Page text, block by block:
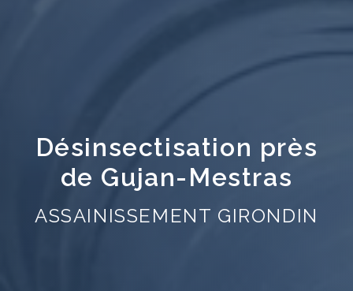
Désinsectisation près
de Gujan-Mestras
ASSAINISSEMENT GIRONDIN